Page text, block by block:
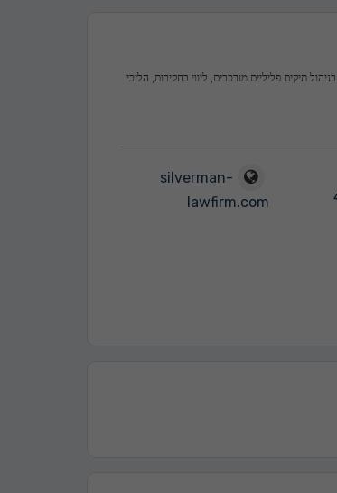
תיקים פליליים מורכבים, ליווי בחקירות, הליכי
4
silverman-
lawfirm.com